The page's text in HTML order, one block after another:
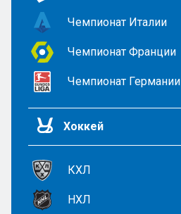
Чемпионат Италии
Чемпионат Франции
Чемпионат Германии
Хоккей
КХЛ
НХЛ